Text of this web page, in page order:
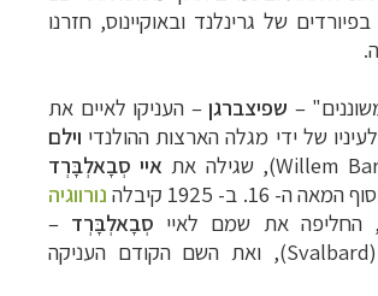
של גרינלנד ובאוקיינוס, חזרנו
– שפיצברגן – העניקו לאיים את
של ידי מגלה הארצות ההולנדי וילם
Willem), שגילה את איי סְבָאלְבָּרְד
המאה ה- 16. ב- 1925 קיבלה
נורווגיה
החליפה את שמם לאיי סְבָאלְבָּרְד –
Svalbard), ואת השם הקודם העניקה